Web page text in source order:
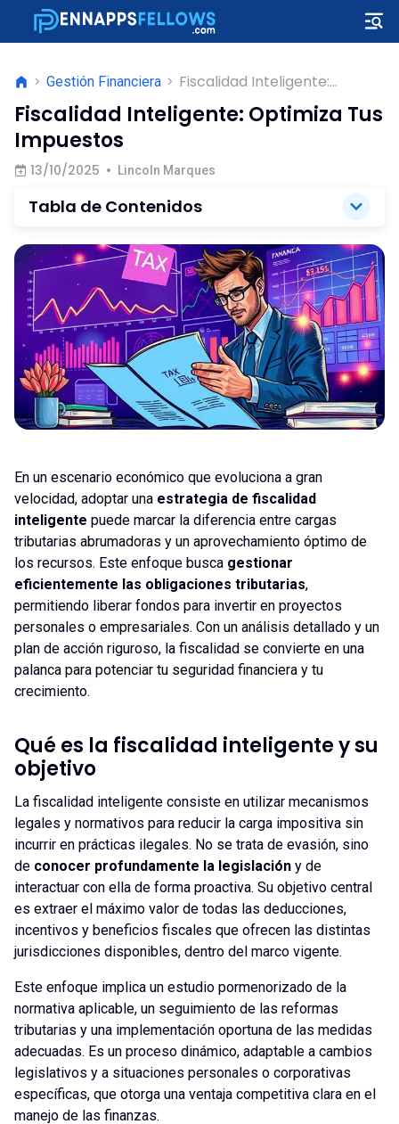
> Gestión Financiera > Fiscalidad Inteligente:
Optimiza Tus Impuestos
Fiscalidad Inteligente: Optimiza Tus
Impuestos
13/10/2025 • Lincoln Marques
Tabla de Contenidos
En un escenario económico que evoluciona a gran
velocidad, adoptar una estrategia de fiscalidad
inteligente puede marcar la diferencia entre cargas
tributarias abrumadoras y un aprovechamiento óptimo de
los recursos. Este enfoque busca gestionar
eficientemente las obligaciones tributarias,
permitiendo liberar fondos para invertir en proyectos
personales o empresariales. Con un análisis detallado y un
plan de acción riguroso, la fiscalidad se convierte en una
palanca para potenciar tu seguridad financiera y tu
crecimiento.
Qué es la fiscalidad inteligente y su
objetivo
La fiscalidad inteligente consiste en utilizar mecanismos
legales y normativos para reducir la carga impositiva sin
incurrir en prácticas ilegales. No se trata de evasión, sino
de conocer profundamente la legislación y de
interactuar con ella de forma proactiva. Su objetivo central
es extraer el máximo valor de todas las deducciones,
incentivos y beneficios fiscales que ofrecen las distintas
jurisdicciones disponibles, dentro del marco vigente.
Este enfoque implica un estudio pormenorizado de la
normativa aplicable, un seguimiento de las reformas
tributarias y una implementación oportuna de las medidas
adecuadas. Es un proceso dinámico, adaptable a cambios
legislativos y a situaciones personales o corporativas
específicas, que otorga una ventaja competitiva clara en el
manejo de las finanzas.